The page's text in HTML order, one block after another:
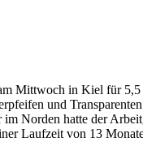
Mittwoch in Kiel für
und
Norden hatte der
Laufzeit von 13